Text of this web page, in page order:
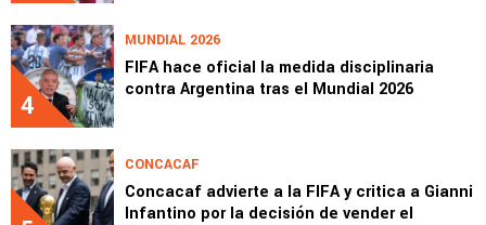
4
MUNDIAL 2026
FIFA hace oficial la medida disciplinaria
contra Argentina tras el Mundial 2026
CONCACAF
Concacaf advierte a la FIFA y critica a Gianni
Infantino por la decisión de vender el